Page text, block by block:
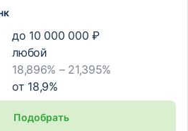
до 10 000 000 ₽
любой
18,896% – 21,395%
от 18,9%
Подобрать